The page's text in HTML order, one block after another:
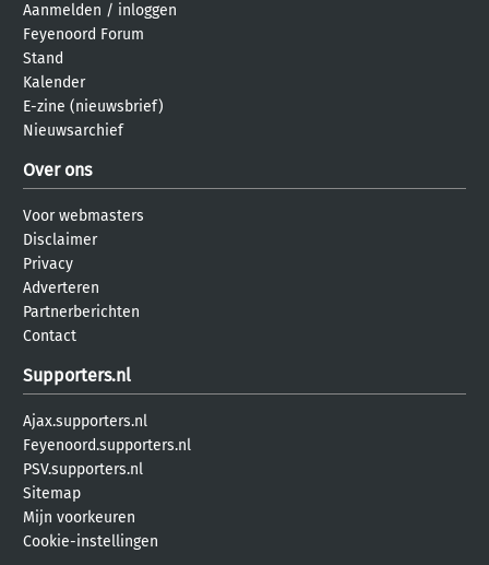
Aanmelden / inloggen
Feyenoord Forum
Stand
Kalender
E-zine (nieuwsbrief)
Nieuwsarchief
Over ons
Voor webmasters
Disclaimer
Privacy
Adverteren
Partnerberichten
Contact
Supporters.nl
Ajax.supporters.nl
Feyenoord.supporters.nl
PSV.supporters.nl
Sitemap
Mijn voorkeuren
Cookie-instellingen